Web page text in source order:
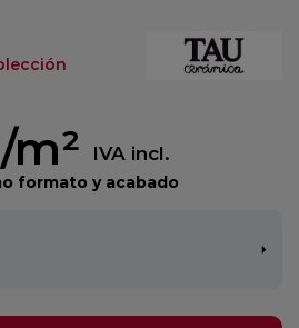
/m² IVA incl.
formato y acabado